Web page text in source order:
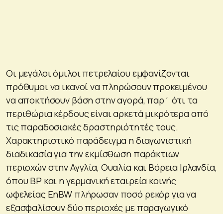
Οι μεγάλοι όμιλοι πετρελαίου εμφανίζονται
πρόθυμοι να ικανοί να πληρώσουν προκειμένου
να αποκτήσουν βάση στην αγορά, παρ΄ ότι τα
περιθώρια κέρδους είναι αρκετά μικρότερα από
τις παραδοσιακές δραστηριότητές τους.
Χαρακτηριστικό παράδειγμα η διαγωνιστική
διαδικασία για την εκμίσθωση παράκτιων
περιοχών στην Αγγλία, Ουαλία και Βόρεια Ιρλανδία,
όπου ΒΡ και η γερμανική εταιρεία κοινής
ωφελείας EnBW πλήρωσαν ποσό ρεκόρ για να
εξασφαλίσουν δύο περιοχές με παραγωγικό